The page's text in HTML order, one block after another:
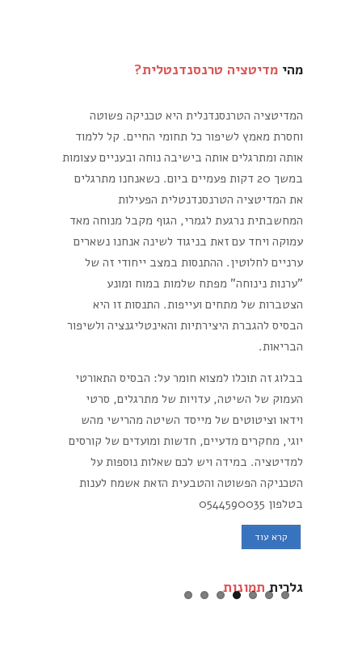
מהימדיטציה טרנסנדנטלית?
המדיטציה הטרנסנדנלית היא טכניקה פשוטה
וחסרת מאמץ לשיפור כל תחומי החיים. קל ללמוד
אותה ומתרגלים אותה בישיבה נוחה ובעניים עצומות
במשך 20 דקות פעמיים ביום. כשאנחנו מתרגלים
את המדיטציה הטרנסנדנטלית הפעילות
המחשבתית נרגעת לגמרי, הגוף מקבל מנוחה מאד
עמוקה ויחד עם זאת בניגוד לשינה אנחנו נשארים
ערניים לחלוטין. ההתנסות במצב ייחודי זה של
"ערנות נינוחה" מפתח שלמות במוח ומונע
הצטברות של מתחים ועייפות. התנסות זו היא
הבסיס להגברת היצירתיות והאינטליגנציה ולשיפור
הבריאות.
בבלוג זה תוכלו למצוא חומר על: הבסיס התאורטי
העמוק של השיטה, עדויות של מתרגלים, סרטי
וידאו וציטוטים של מייסד השיטה מהרישי מהש
יוגי, מחקרים מדעיים, חדשות ומועדים של קורסים
למדיטציה. במידה ויש לכם שאלות נוספות על
הטכניקה הפשוטה והטבעית הזאת אשמח לענות
בטלפון 0544590035
קרא עוד
גלריתתמונות